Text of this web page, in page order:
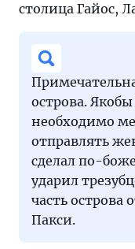
столица Гайос,
острова.
необходимо
отправлять
сделал по-
ударил
часть острова
Пакси.